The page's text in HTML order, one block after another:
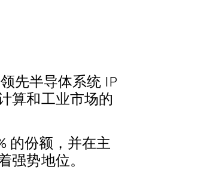
先半导体系统 IP
算和工业市场的
的份额，并在主
强势地位。